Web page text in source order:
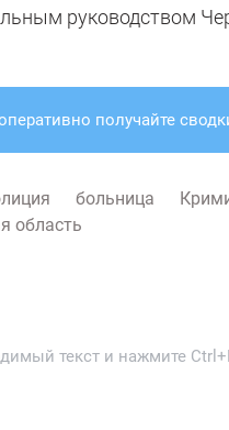
руководством
получайте
больница
область
текст и нажмите